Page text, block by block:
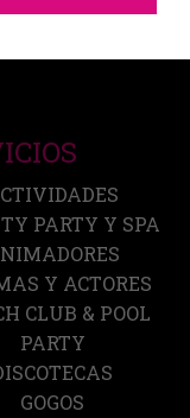
PARTY Y SPA
Y ACTORES
CLUB & POOL
PARTY
GOGOS